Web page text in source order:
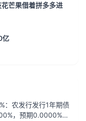
花芒果借着拼多多进
亿
：农发行发行1年期债
，预期0.0000%，